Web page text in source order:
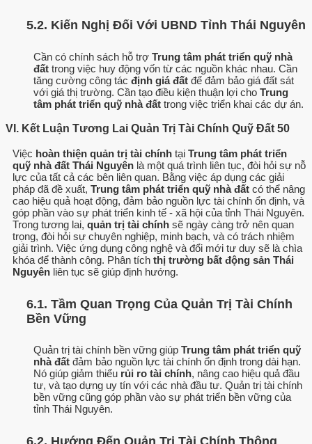
5.2. Kiến Nghị Đối Với UBND Tỉnh Thái Nguyên
Cần có chính sách hỗ trợ Trung tâm phát triển quỹ nhà
đất trong việc huy động vốn từ các nguồn khác nhau. Cần
tăng cường công tác định giá đất để đảm bảo giá đất sát
với giá thị trường. Cần tạo điều kiện thuận lợi cho Trung
tâm phát triển quỹ nhà đất trong việc triển khai các dự án.
VI. Kết Luận Tương Lai Quản Trị Tài Chính Quỹ Đất 50
Việc hoàn thiện quản trị tài chính tại Trung tâm phát triển
quỹ nhà đất Thái Nguyên là một quá trình liên tục, đòi hỏi sự nỗ
lực của tất cả các bên liên quan. Bằng việc áp dụng các giải
pháp đã đề xuất, Trung tâm phát triển quỹ nhà đất có thể nâng
cao hiệu quả hoạt động, đảm bảo nguồn lực tài chính ổn định, và
góp phần vào sự phát triển kinh tế - xã hội của tỉnh Thái Nguyên.
Trong tương lai, quản trị tài chính sẽ ngày càng trở nên quan
trọng, đòi hỏi sự chuyên nghiệp, minh bạch, và có trách nhiệm
giải trình. Việc ứng dụng công nghệ và đổi mới tư duy sẽ là chìa
khóa để thành công. Phân tích thị trường bất động sản Thái
Nguyên liên tục sẽ giúp định hướng.
6.1. Tầm Quan Trọng Của Quản Trị Tài Chính
Bền Vững
Quản trị tài chính bền vững giúp Trung tâm phát triển quỹ
nhà đất đảm bảo nguồn lực tài chính ổn định trong dài hạn.
Nó giúp giảm thiểu rủi ro tài chính, nâng cao hiệu quả đầu
tư, và tạo dựng uy tín với các nhà đầu tư. Quản trị tài chính
bền vững cũng góp phần vào sự phát triển bền vững của
tỉnh Thái Nguyên.
6.2. Hướng Đến Quản Trị Tài Chính Thông